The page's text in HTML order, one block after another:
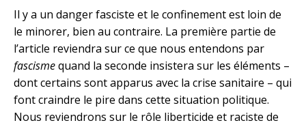
Il y a un danger fasciste et le confinement est loin de
le minorer, bien au contraire. La première partie de
l’article reviendra sur ce que nous entendons par
fascismequand la seconde insistera sur les éléments –
dont certains sont apparus avec la crise sanitaire – qui
font craindre le pire dans cette situation politique.
Nous reviendrons sur le rôle liberticide et raciste de